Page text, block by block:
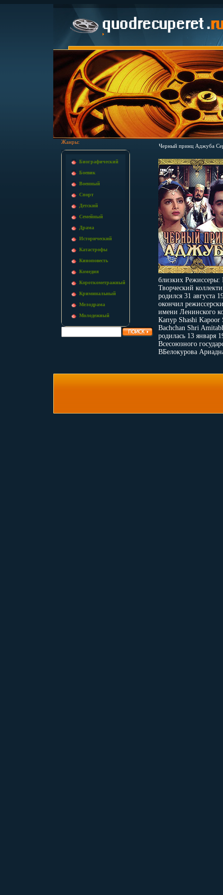
Жанры:
Биографический
Боевик
Военный
Спорт
Детский
Семейный
Драма
Исторический
Катастрофы
Киноповесть
Комедия
Короткометражный
Криминальный
Мелодрама
Молодежный
Черный принц Аджуба
близких
Творческий
родился 31 августа
окончил
имени Ленинского
Капур Shashi Kapoor
Bachchan Shri
родилась 13 января
Всесоюзного
ВБелокурова